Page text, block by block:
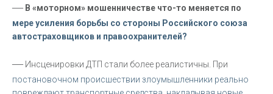
— В «моторном» мошенничестве что-то меняется по
мере усиления борьбы со стороны Российского союза
автостраховщиков и правоохранителей?
— Инсценировки ДТП стали более реалистичны. При
постановочном происшествии злоумышленники реально